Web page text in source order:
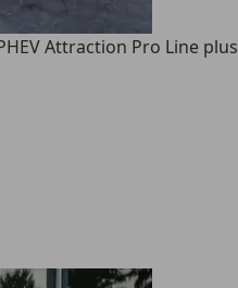
Attraction Pro Line plus